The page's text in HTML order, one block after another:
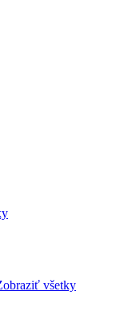
všetky